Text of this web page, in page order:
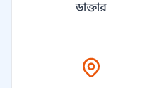
ডাক্তার